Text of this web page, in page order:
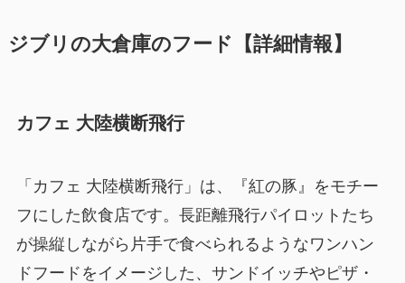
ジブリの大倉庫のフード【詳細情報】
カフェ 大陸横断飛行
「カフェ 大陸横断飛行」は、『紅の豚』をモチー
フにした飲食店です。長距離飛行パイロットたち
が操縦しながら片手で食べられるようなワンハン
ドフードをイメージした、サンドイッチやピザ・